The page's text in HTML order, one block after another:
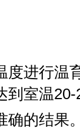
度进行温
到室温
确的结果